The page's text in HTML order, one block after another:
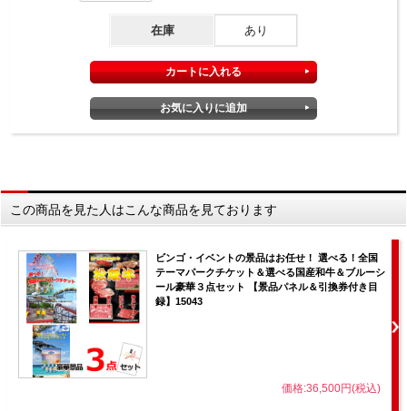
在庫 あり
この商品を見た人はこんな商品を見ております
ビンゴ・イベントの景品はお任せ！ 選べる！全国
テーマパークチケット＆選べる国産和牛＆ブルーシ
ール豪華３点セット 【景品パネル＆引換券付き目
録】15043
価格:36,500円(税込)